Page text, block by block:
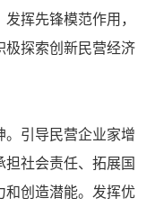
挥先锋模范作用，
极探索创新民营经济
。引导民营企业家增
社会责任、拓展国
和创造潜能。发挥优